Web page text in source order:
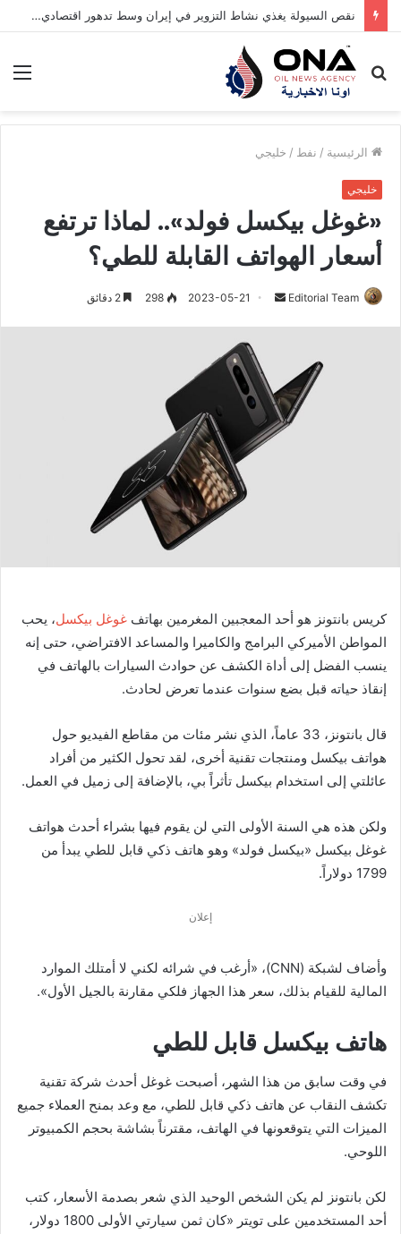
نقص السيولة يغذي نشاط التزوير في إيران وسط تدهور اقتصادي حاد
بحث
الرئيسية / نفط / خليجي
خليجي
«غوغل بيكسل فولد».. لماذا ترتفع
أسعار الهواتف القابلة للطي؟
Editorial Team
ر
ي
ي
ا
2023-05-21
298
كريس بانتونز هو أحد المعجبين المغرمين بهاتف غوغل بيكسل، يحب
المواطن الأميركي البرامج والكاميرا والمساعد الافتراضي، حتى إنه
ينسب الفضل إلى أداة الكشف عن حوادث السيارات بالهاتف في
إنقاذ حياته قبل بضع سنوات عندما تعرض لحادث.
قال بانتونز، 33 عاماً، الذي نشر مئات من مقاطع الفيديو حول
هواتف بيكسل ومنتجات تقنية أخرى، لقد تحول الكثير من أفراد
عائلتي إلى استخدام بيكسل تأثراً بي، بالإضافة إلى زميل في العمل.
ولكن هذه هي السنة الأولى التي لن يقوم فيها بشراء أحدث هواتف
غوغل بيكسل «بيكسل فولد» وهو هاتف ذكي قابل للطي يبدأ من
1799 دولاراً.
إعلان
وأضاف لشبكة (CNN)، «أرغب في شرائه لكني لا أمتلك الموارد
المالية للقيام بذلك، سعر هذا الجهاز فلكي مقارنة بالجيل الأول».
هاتف بيكسل قابل للطي
في وقت سابق من هذا الشهر، أصبحت غوغل أحدث شركة تقنية
تكشف النقاب عن هاتف ذكي قابل للطي، مع وعد بمنح العملاء جميع
الميزات التي يتوقعونها في الهاتف، مقترناً بشاشة بحجم الكمبيوتر
اللوحي.
لكن بانتونز لم يكن الشخص الوحيد الذي شعر بصدمة الأسعار، كتب
أحد المستخدمين على تويتر «كان ثمن سيارتي الأولى 1800 دولار،